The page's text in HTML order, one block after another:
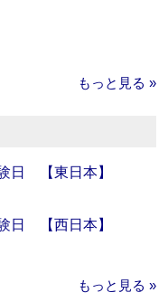
もっと見る »
日 【東日本】
日 【西日本】
もっと見る »